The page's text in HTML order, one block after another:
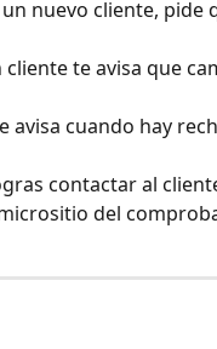
nuevo cliente, pide
cliente te avisa que
avisa cuando hay
contactar al
del